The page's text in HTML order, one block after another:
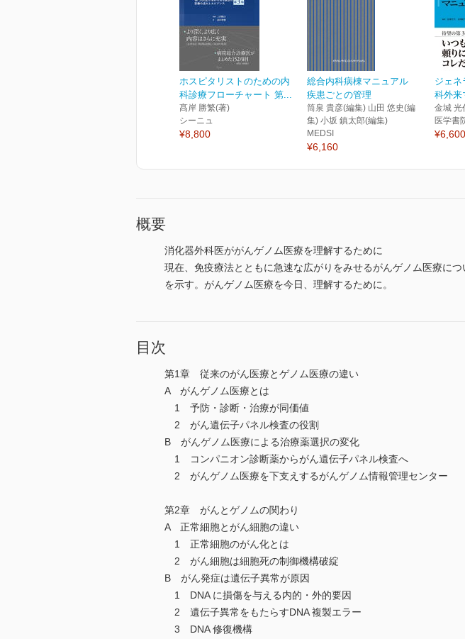
ホスピタリストのための内
科診療フローチャート 第...
髙岸 勝繁(著)
シーニュ
¥8,800
総合内科病棟マニュアル
疾患ごとの管理
筒泉 貴彦(編集) 山田 悠史(編
集) 小坂 鎮太郎(編集)
MEDSI
¥6,160
ジェネ
科外来
金城 光
医学書
¥6,600
概要
消化器外科医ががんゲノム医療を理解するために
現在、免疫療法とともに急速な広がりをみせるがんゲノム医療に
を示す。がんゲノム医療を今日、理解するために。
目次
第1章 従来のがん医療とゲノム医療の違い
A がんゲノム医療とは
1 予防・診断・治療が同価値
2 がん遺伝子パネル検査の役割
B がんゲノム医療による治療薬選択の変化
1 コンパニオン診断薬からがん遺伝子パネル検査へ
2 がんゲノム医療を下支えするがんゲノム情報管理センター
第2章 がんとゲノムの関わり
A 正常細胞とがん細胞の違い
1 正常細胞のがん化とは
2 がん細胞は細胞死の制御機構破綻
B がん発症は遺伝子異常が原因
1 DNA に損傷を与える内的・外的要因
2 遺伝子異常をもたらすDNA 複製エラー
3 DNA 修復機構